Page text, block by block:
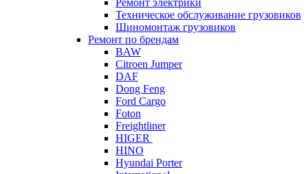
Ремонт электрики
Техническое обслуживание грузовиков
Шиномонтаж грузовиков
Ремонт по брендам
BAW
Citroen Jumper
DAF
Dong Feng
Ford Cargo
Foton
Freightliner
HIGER
HINO
Hyundai Porter